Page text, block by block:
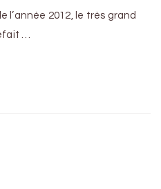
l’année 2012, le très grand
…